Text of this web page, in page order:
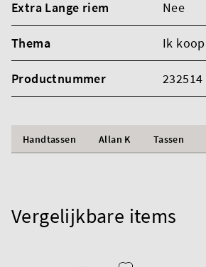
Extra Lange riem Nee
Thema Ik
Productnummer 232514
Handtassen Allan K Tassen
Vergelijkbare items